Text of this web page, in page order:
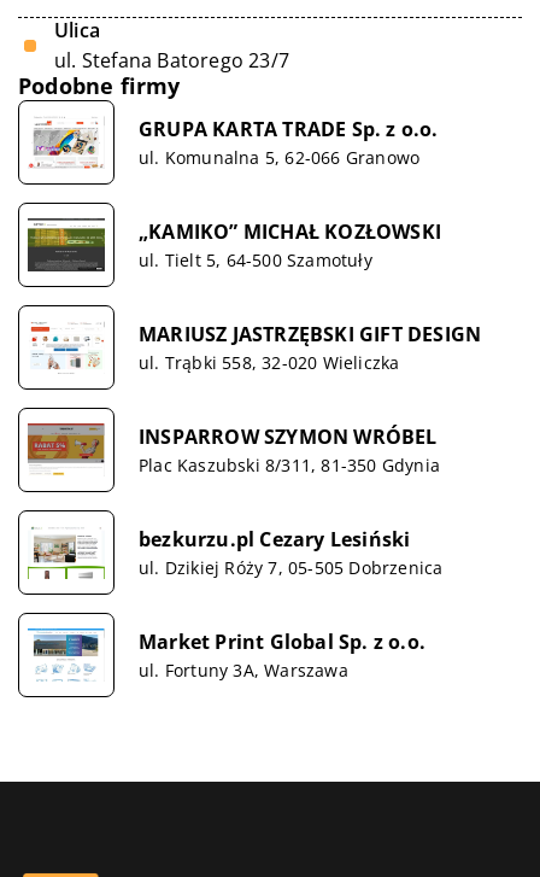
Ulica
ul. Stefana Batorego 23/7
Podobne firmy
GRUPA KARTA TRADE Sp. z o.o.
ul. Komunalna 5, 62-066 Granowo
„KAMIKO” MICHAŁ KOZŁOWSKI
ul. Tielt 5, 64-500 Szamotuły
MARIUSZ JASTRZĘBSKI GIFT DESIGN
ul. Trąbki 558, 32-020 Wieliczka
INSPARROW SZYMON WRÓBEL
Plac Kaszubski 8/311, 81-350 Gdynia
bezkurzu.pl Cezary Lesiński
ul. Dzikiej Róży 7, 05-505 Dobrzenica
Market Print Global Sp. z o.o.
ul. Fortuny 3A, Warszawa